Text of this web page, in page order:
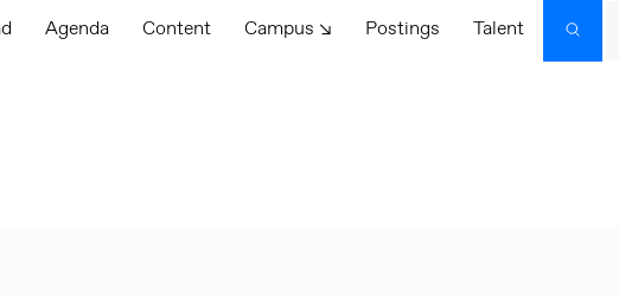
Agenda Content Campus ↘ Postings Talent